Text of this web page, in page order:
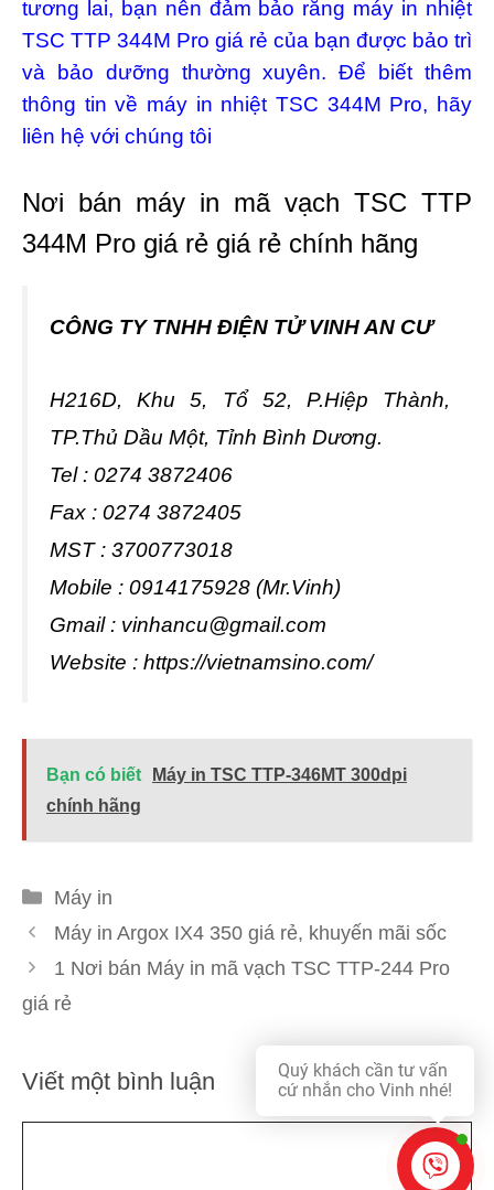
tương lai, bạn nên đảm bảo rằng máy in nhiệt
TSC TTP 344M Pro giá rẻ của bạn được bảo trì
và bảo dưỡng thường xuyên.Để biết thêm
thông tin về máy in nhiệt TSC 344M Pro, hãy
liên hệ với chúng tôi
Nơi bán máy in mã vạch TSC TTP
344M Pro giá rẻ giá rẻ chính hãng
CÔNG TY TNHH ĐIỆN TỬ VINH AN CƯ
H216D, Khu 5, Tổ 52, P.Hiệp Thành,
TP.Thủ Dầu Một, Tỉnh Bình Dương.
Tel : 0274 3872406
Fax : 0274 3872405
MST : 3700773018
Mobile : 0914175928 (Mr.Vinh)
Gmail : vinhancu@gmail.com
Website : https://vietnamsino.com/
Bạn có biết
Máy in TSC TTP-346MT 300dpi
chính hãng
Danh
mục
Máy in
Máy in Argox IX4 350 giá rẻ, khuyến mãi sốc
1 Nơi bán Máy in mã vạch TSC TTP-244 Pro
giá rẻ
Viết một bình luận
Online
Quý khách cần tư vấn
cứ nhắn cho Vinh nhé!